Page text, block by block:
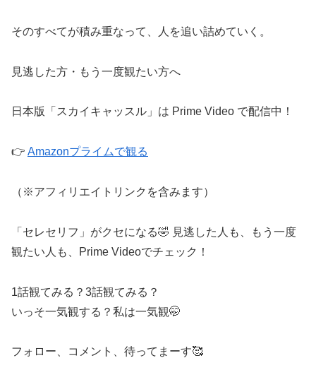
そのすべてが積み重なって、人を追い詰めていく。
見逃した方・もう一度観たい方へ
日本版「スカイキャッスル」は Prime Video で配信中！
👉 Amazonプライムで観る
（※アフィリエイトリンクを含みます）
「セレセリフ」がクセになる🤣 見逃した人も、もう一度
観たい人も、Prime Videoでチェック！
1話観てみる？3話観てみる？
いっそ一気観する？私は一気観🤭
フォロー、コメント、待ってまーす🥰